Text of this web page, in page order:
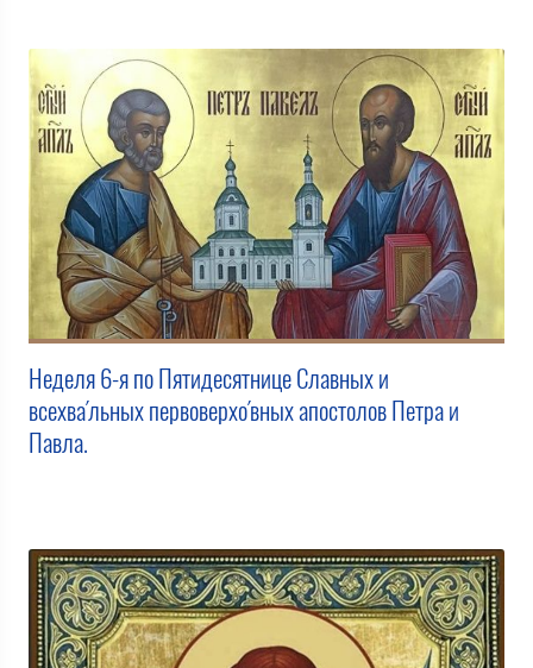
Неделя 6-я по Пятидесятнице Славных и
всехва́льных первоверхо́вных апостолов Петра и
Павла.